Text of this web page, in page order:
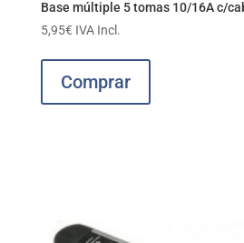
Base múltiple 5 tomas 10/16A c/
5,95€ IVA Incl.
Comprar